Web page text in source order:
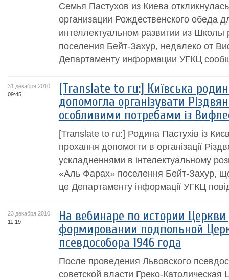
Семья Пастухов из Киева
организации Рождественского обеда
интеллектуальном развитии из
поселения Бейт-Захур, недалеко от
Департаменту информации УГКЦ
31 декабря 2010
09:45
[Translate to ru:] Київська
допомогла організувати
особливими потребами із
[Translate to ru:] Родина Пастухів із
прохання допомогти в організації
ускладненнями в інтелектуальному
«Аль Фарах» поселення Бейт-Захур,
це Департаменту інформації УГКЦ
23 декабря 2010
11:19
На вебинаре по истории Церкви
формировании подпольной
псевдособора 1946 года
После проведения Львовского
советской власти Греко-